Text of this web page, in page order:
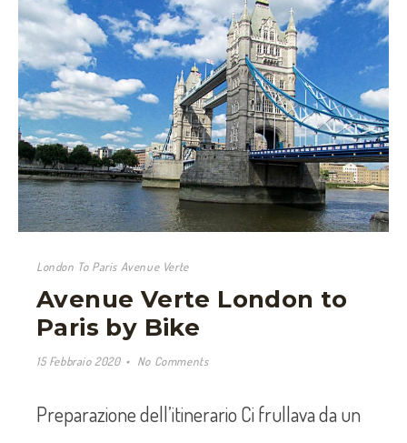
London To Paris Avenue Verte
Avenue Verte London to
Paris by Bike
15 Febbraio 2020 No Comments
Preparazione dell’itinerario Ci frullava da un